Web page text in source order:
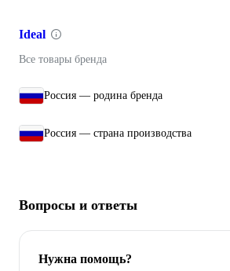
Ideal
Все товары бренда
Россия — родина бренда
Россия — страна производства
Вопросы и ответы
Нужна помощь?